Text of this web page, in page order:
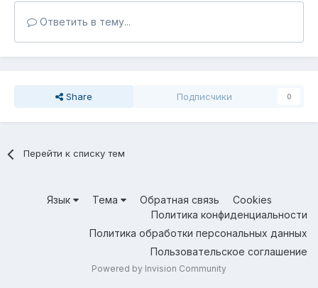
Ответить в тему...
Share Подписчики 0
Перейти к списку тем
Язык Тема Обратная связь
Cookies
Политика конфиденциальности
Политика обработки персональных данных
Пользовательское соглашение
Powered by Invision Community